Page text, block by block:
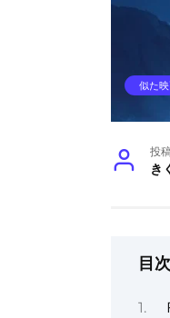
似た
投
き
目次